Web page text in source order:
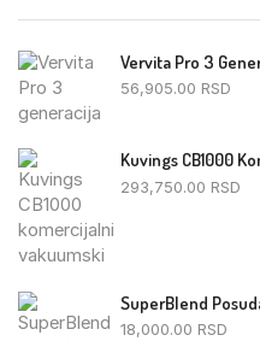
Vervita Pro 3
56,905.00 RSD
Kuvings CB1000
293,750.00 RSD
SuperBlend
18,000.00 RSD